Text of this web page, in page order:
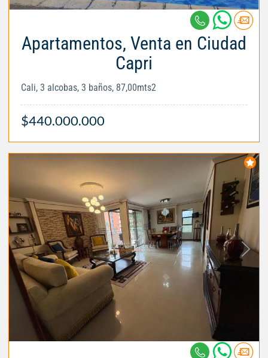
Apartamentos, Venta en Ciudad
Capri
Cali, 3 alcobas, 3 baños, 87,00mts2
$440.000.000